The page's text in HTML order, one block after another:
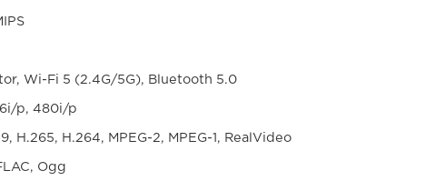
Wi-Fi 5 (2.4G/5G), Bluetooth 5.0
p, 480i/p
H.265, H.264, MPEG-2, MPEG-1, RealVideo
Ogg